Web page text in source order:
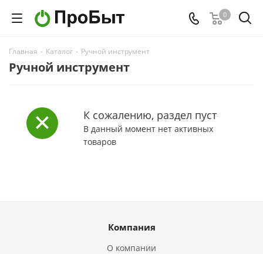
0
Главная - Каталог - Ручной инструмент
Ручной инструмент
К сожалению, раздел пуст
В данный момент нет активных
товаров
Компания
О компании